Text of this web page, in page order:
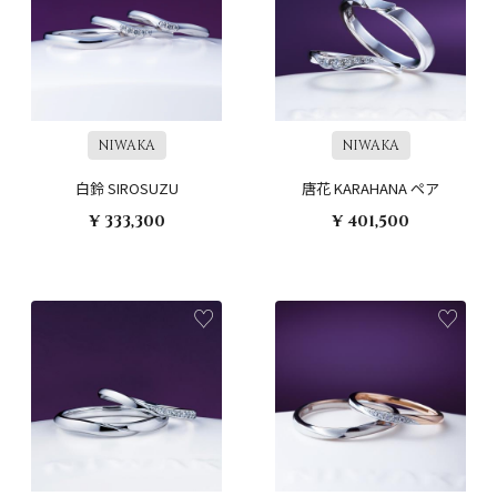
NIWAKA
白鈴 SIROSUZU
¥ 333,300
NIWAKA
唐花 KARAHANA ペア
¥ 401,500